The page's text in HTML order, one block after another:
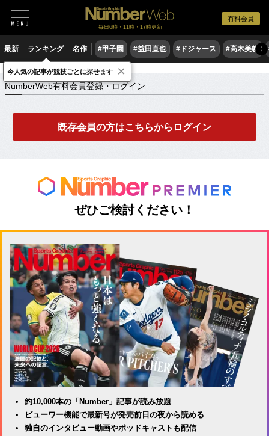
有料会員
毎日6時・11時・17時更新
最新 ランキング 名作 #甲子園 #益田直也 #ドジャース #高木美帆 〉
NumberWeb有料会員登録・ログイン
NumberWeb有料会員登録・ログイン
既存会員の方はこちらからログイン
ぜひご検討ください！
約10,000本の「Number」記事が読み放題
ビューワー機能で最新号が発売前日の夜から読める
独自のインタビュー動画やポッドキャストも配信
今人気の記事が競技ごとに探せます ×